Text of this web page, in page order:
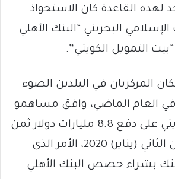
لهذه القاعدة كان الاستحواذ
البحريني “البنك الأهلي
التمويل الكويتي”.
المركزيان في البلدين الضوء
العام الماضي، وافق مساهمو
بيت التمويل الكويتي على دفع 8.8 مليارات دولار ثمن
الصفقة في كانون الثاني (يناير) 2020، الأمر الذي
بشراء حصص البنك الأهلي